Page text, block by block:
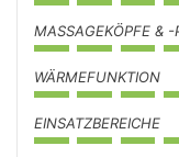
MASSAGEKÖPFE & -
WÄRMEFUNKTION
EINSATZBEREICHE